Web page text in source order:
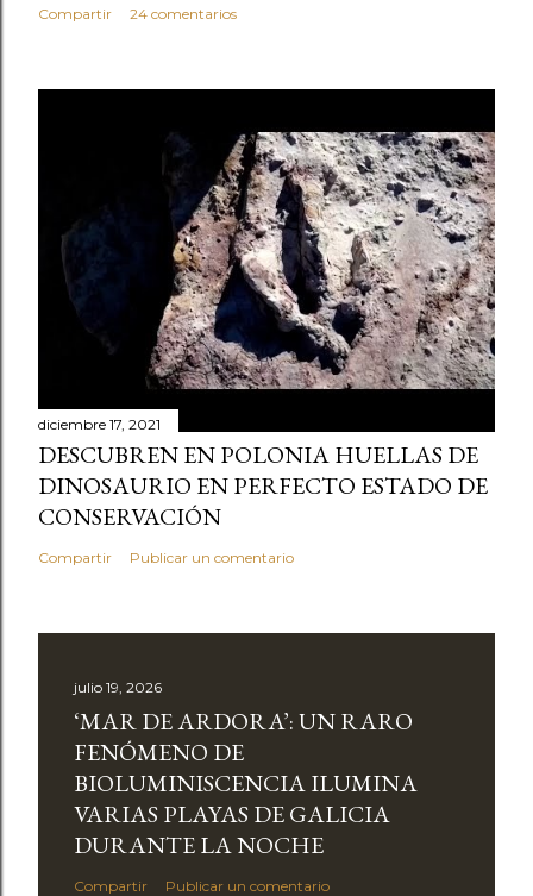
Compartir 24 comentarios
diciembre 17, 2021
DESCUBREN EN POLONIA HUELLAS DE
DINOSAURIO EN PERFECTO ESTADO DE
CONSERVACIÓN
Compartir Publicar un comentario
julio 19, 2026
‘MAR DE ARDORA’: UN RARO
FENÓMENO DE
BIOLUMINISCENCIA ILUMINA
VARIAS PLAYAS DE GALICIA
DURANTE LA NOCHE
Compartir Publicar un comentario